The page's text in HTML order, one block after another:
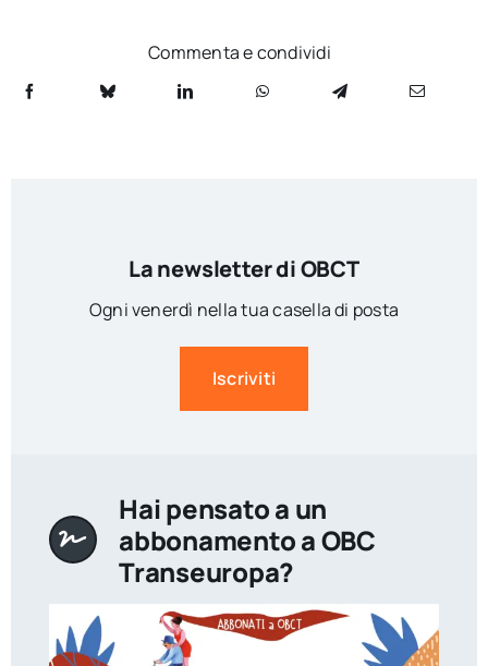
Commenta e condividi
La newsletter di OBCT
Ogni venerdì nella tua casella di posta
Iscriviti
Hai pensato a un
abbonamento a OBC
Transeuropa?